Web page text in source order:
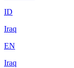
ID
Iraq
EN
Iraq